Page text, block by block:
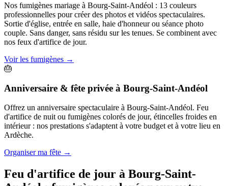
Nos fumigènes mariage à Bourg-Saint-Andéol : 13 couleurs
professionnelles pour créer des photos et vidéos spectaculaires.
Sortie d'église, entrée en salle, haie d'honneur ou séance photo
couple. Sans danger, sans résidu sur les tenues. Se combinent avec
nos feux d'artifice de jour.
Voir les fumigènes →
🎂
Anniversaire & fête privée à Bourg-Saint-Andéol
Offrez un anniversaire spectaculaire à Bourg-Saint-Andéol. Feu
d'artifice de nuit ou fumigènes colorés de jour, étincelles froides en
intérieur : nos prestations s'adaptent à votre budget et à votre lieu en
Ardèche.
Organiser ma fête →
Feu d'artifice de jour à Bourg-Saint-